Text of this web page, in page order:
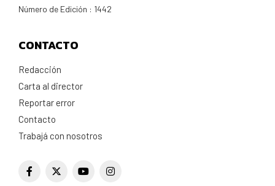
Número de Edición : 1442
CONTACTO
Redacción
Carta al director
Reportar error
Contacto
Trabajá con nosotros